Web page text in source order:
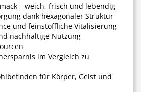
– weich, frisch und lebendig
dank hexagonaler Struktur
und feinstoffliche Vitalisierung
nachhaltige Nutzung
im Vergleich zu
für Körper, Geist und